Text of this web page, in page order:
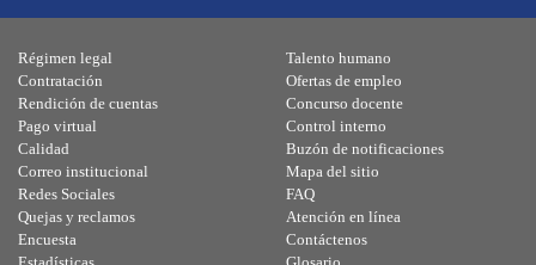
Régimen legal
Contratación
Rendición de cuentas
Pago virtual
Calidad
Talento humano
Ofertas de empleo
Concurso docente
Control interno
Buzón de notificaciones
Correo institucional
Redes Sociales
Quejas y reclamos
Encuesta
Mapa del sitio
FAQ
Atención en línea
Contáctenos